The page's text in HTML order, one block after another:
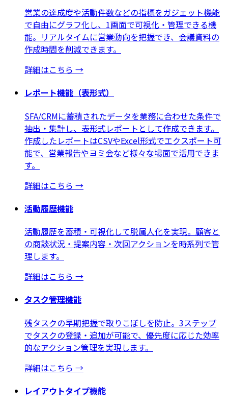
営業の達成度や活動件数などの指標をガジェット機能
で自由にグラフ化し、1画面で可視化・管理できる機
能。リアルタイムに営業動向を把握でき、会議資料の
作成時間を削減できます。
詳細はこちら →
レポート機能（表形式）
SFA/CRMに蓄積されたデータを業務に合わせた条件で
抽出・集計し、表形式レポートとして作成できます。
作成したレポートはCSVやExcel形式でエクスポート可
能で、営業報告やヨミ会など様々な場面で活用できま
す。
詳細はこちら →
活動履歴機能
活動履歴を蓄積・可視化して脱属人化を実現。顧客と
の商談状況・提案内容・次回アクションを時系列で管
理します。
詳細はこちら →
タスク管理機能
残タスクの早期把握で取りこぼしを防止。3ステップ
でタスクの登録・追加が可能で、優先度に応じた効率
的なアクション管理を実現します。
詳細はこちら →
レイアウトタイプ機能